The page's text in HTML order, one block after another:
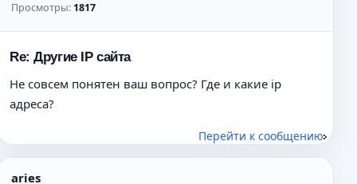
Просмотры: 1817
Re: Другие IP сайта
Не совсем понятен ваш вопрос? Где и какие ip
адреса?
Перейти к сообщению
aries